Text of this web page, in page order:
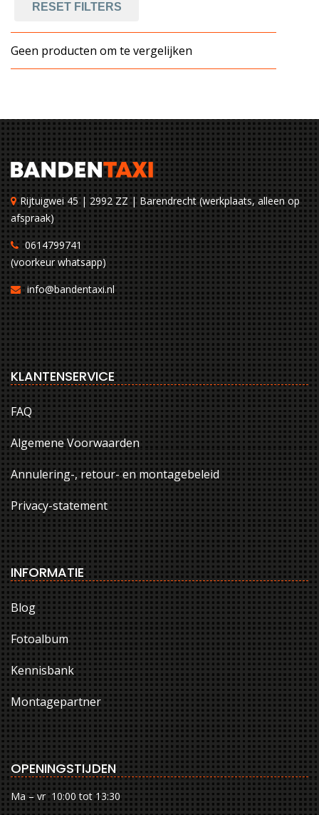
RESET FILTERS
Geen producten om te vergelijken
Rijtuigwei 45 | 2992 ZZ | Barendrecht (werkplaats, alleen op
afspraak)
0614799741
(voorkeur whatsapp)
info@bandentaxi.nl
KLANTENSERVICE
FAQ
Algemene Voorwaarden
Annulering-, retour- en montagebeleid
Privacy-statement
INFORMATIE
Blog
Fotoalbum
Kennisbank
Montagepartner
OPENINGSTIJDEN
Ma – vr 10:00 tot 13:30